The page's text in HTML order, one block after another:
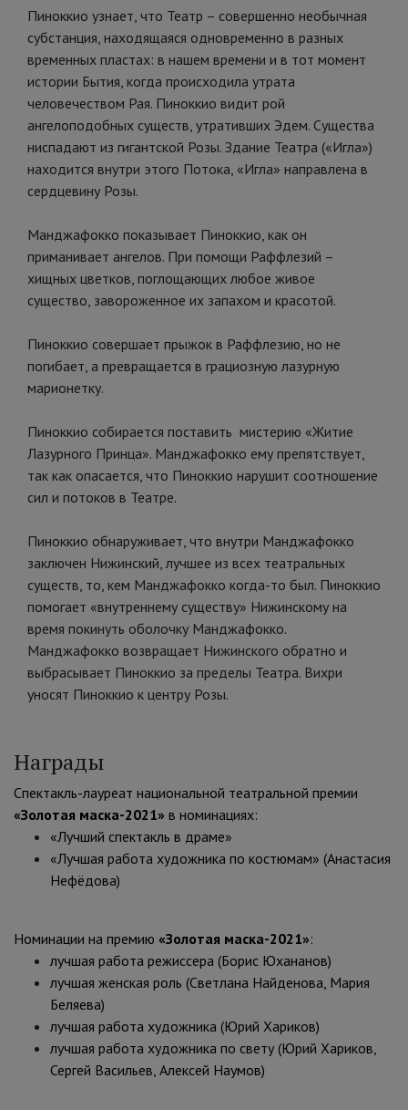
Пиноккио узнает, что Театр – совершенно необычная
субстанция, находящаяся одновременно в разных
временных пластах: в нашем времени и в тот момент
истории Бытия, когда происходила утрата
человечеством Рая. Пиноккио видит рой
ангелоподобных существ, утративших Эдем. Существа
ниспадают из гигантской Розы. Здание Театра («Игла»)
находится внутри этого Потока, «Игла» направлена в
сердцевину Розы.
Манджафокко показывает Пиноккио, как он
приманивает ангелов. При помощи Раффлезий –
хищных цветков, поглощающих любое живое
существо, завороженное их запахом и красотой.
Пиноккио совершает прыжок в Раффлезию, но не
погибает, а превращается в грациозную лазурную
марионетку.
Пиноккио собирается поставить мистерию «Житие
Лазурного Принца». Манджафокко ему препятствует,
так как опасается, что Пиноккио нарушит соотношение
сил и потоков в Театре.
Пиноккио обнаруживает, что внутри Манджафокко
заключен Нижинский, лучшее из всех театральных
существ, то, кем Манджафокко когда-то был. Пиноккио
помогает «внутреннему существу» Нижинскому на
время покинуть оболочку Манджафокко.
Манджафокко возвращает Нижинского обратно и
выбрасывает Пиноккио за пределы Театра. Вихри
уносят Пиноккио к центру Розы.
Награды
Спектакль-лауреат национальной театральной премии
«Золотая маска-2021» в номинациях:
«Лучший спектакль в драме»
«Лучшая работа художника по костюмам» (Анастасия
Нефёдова)
Номинации на премию «Золотая маска-2021»:
лучшая работа режиссера (Борис Юхананов)
лучшая женская роль (Светлана Найденова, Мария
Беляева)
лучшая работа художника (Юрий Хариков)
лучшая работа художника по свету (Юрий Хариков,
Сергей Васильев, Алексей Наумов)